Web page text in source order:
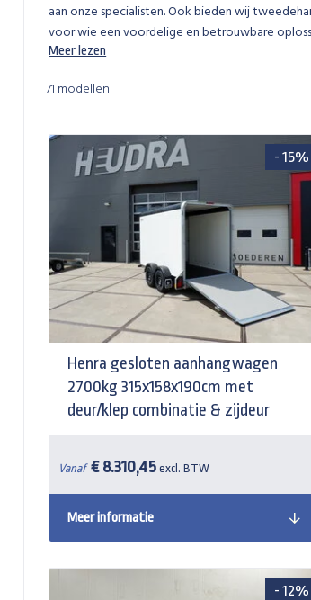
aan onze specialisten. Ook bieden wij
voor wie een voordelige en betrouwbare
Meer lezen
71 modellen
- 15%
Henra gesloten aanhangwagen
2700kg 315x158x190cm met
deur/klep combinatie & zijdeur
Vanaf € 8.310,45 excl. BTW
Meer informatie
- 12%